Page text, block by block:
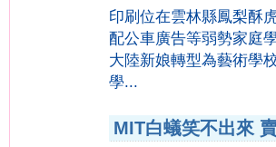
印刷位在雲林縣鳳梨酥
配公車廣告等弱勢家庭
大陸新娘轉型為藝術學
學...
MIT白蟻笑不出來